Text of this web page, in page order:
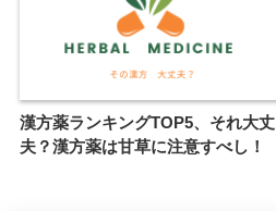
漢方薬ランキングTOP5、それ大丈
夫？漢方薬は甘草に注意すべし！